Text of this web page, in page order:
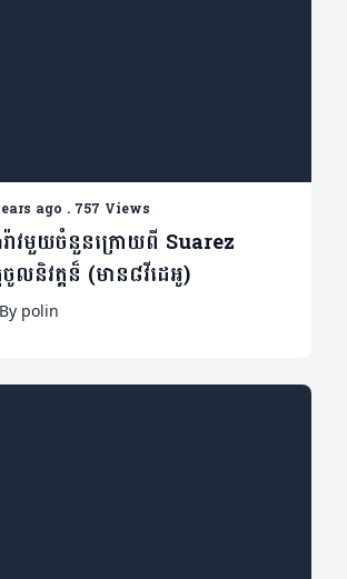
ago . 757 Views
ាវមួយចំនួនក្រោយពី Suarez
ចូលនិវត្តន៏ (មាន៨វីដេអូ)
polin